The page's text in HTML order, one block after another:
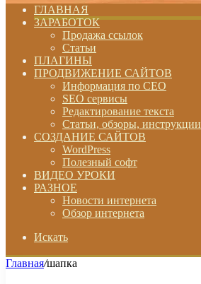
ГЛАВНАЯ
ЗАРАБОТОК
Продажа ссылок
Статьи
ПЛАГИНЫ
ПРОДВИЖЕНИЕ САЙТОВ
Информация по СЕО
SEO сервисы
Редактирование текста
Статьи, обзоры, инструкции
СОЗДАНИЕ САЙТОВ
WordPress
Полезный софт
ВИДЕО УРОКИ
РАЗНОЕ
Новости интернета
Обзор интернета
Искать
Главная/шапка